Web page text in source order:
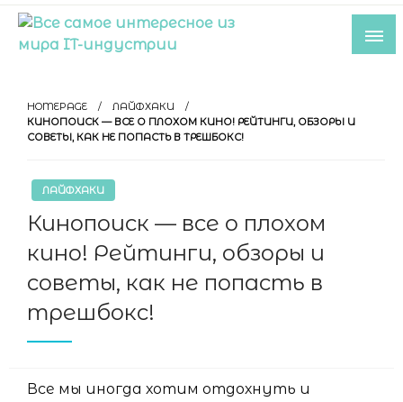
Skip
content
индустрии
HOMEPAGE
ЛАЙФХАКИ
КИНОПОИСК — ВСЕ О ПЛОХОМ КИНО! РЕЙТИНГИ, ОБЗОРЫ И
СОВЕТЫ, КАК НЕ ПОПАСТЬ В ТРЕШБОКС!
ЛАЙФХАКИ
Кинопоиск — все о плохом
кино! Рейтинги, обзоры и
советы, как не попасть в
трешбокс!
Все мы иногда хотим отдохнуть и